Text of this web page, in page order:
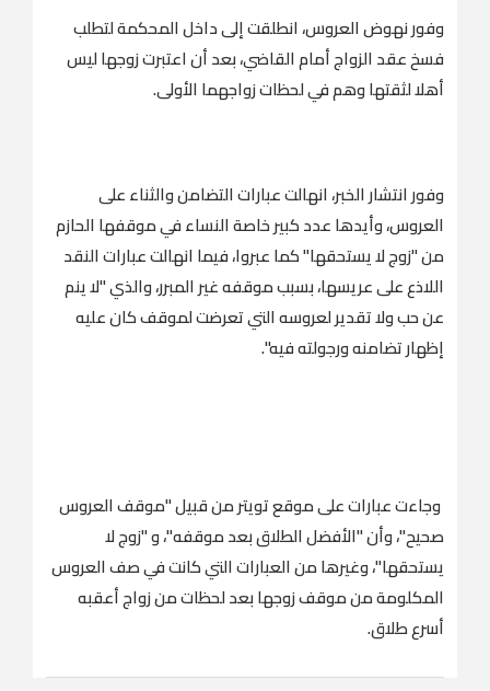
وفور نهوض العروس، انطلقت إلى داخل المحكمة لتطلب
فسخ عقد الزواج أمام القاضي، بعد أن اعتبرت زوجها ليس
أهلا لثقتها وهم في لحظات زواجهما الأولى.
وفور انتشار الخبر، انهالت عبارات التضامن والثناء على
العروس، وأيدها عدد كبير خاصة النساء في موقفها الحازم
من "زوج لا يستحقها" كما عبروا، فيما انهالت عبارات النقد
اللاذع على عريسها، بسبب موقفه غير المبرر، والذي "لا ينم
عن حب ولا تقدير لعروسه التي تعرضت لموقف كان عليه
إظهار تضامنه ورجولته فيه".
وجاءت عبارات على موقع تويتر من قبيل "موقف العروس
صحيح"، وأن "الأفضل الطلاق بعد موقفه"، و "زوج لا
يستحقها"، وغيرها من العبارات التي كانت في صف العروس
المكلومة من موقف زوجها بعد لحظات من زواج أعقبه
أسرع طلاق.